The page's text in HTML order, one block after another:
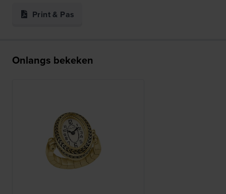
Print & Pas
Onlangs bekeken